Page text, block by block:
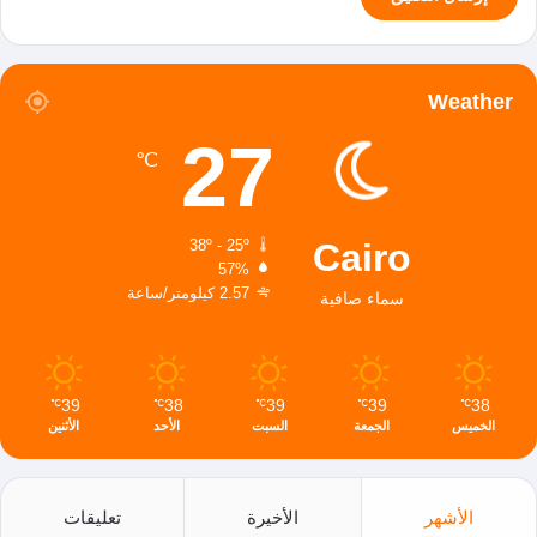
Weather
Cairo
سماء صافية
27
℃
38º - 25º
57%
2.57 كيلومتر/ساعة
38
℃
الخميس
39
℃
الجمعة
39
℃
السبت
38
℃
الأحد
39
℃
الأثنين
الأشهر الأخيرة تعليقات